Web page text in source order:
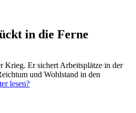
in die Ferne
Krieg. Er sichert Arbeitsplätze in der
und Wohlstand in den
lesen?